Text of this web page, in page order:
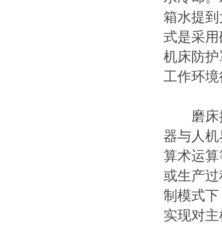
箱水提到
式是采用
机床防护
工作环境
磨床控
器与人机
算术运算
或生产过
制模式下
实现对主